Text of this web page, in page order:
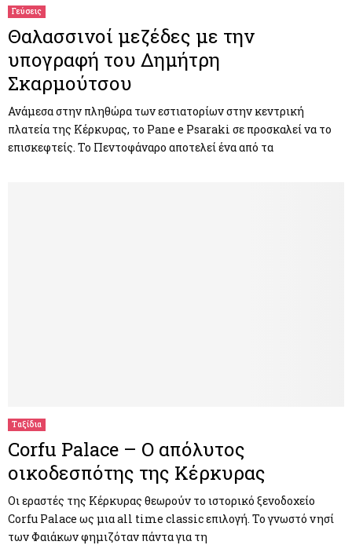
Γεύσεις
Θαλασσινοί μεζέδες με την
υπογραφή του Δημήτρη
Σκαρμούτσου
Ανάμεσα στην πληθώρα των εστιατορίων στην κεντρική
πλατεία της Κέρκυρας, το Pane e Psaraki σε προσκαλεί να το
επισκεφτείς. Το Πεντοφάναρο αποτελεί ένα από τα
Ταξίδια
Corfu Palace – Ο απόλυτος
οικοδεσπότης της Κέρκυρας
Οι εραστές της Κέρκυρας θεωρούν το ιστορικό ξενοδοχείο
Corfu Palace ως μια all time classic επιλογή. Το γνωστό νησί
των Φαιάκων φημιζόταν πάντα για τη